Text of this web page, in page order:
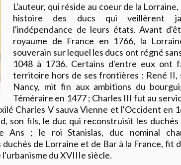
L'auteur, qui réside au coeur de la
histoire des ducs qui veillèrent
l'indépendance de leurs états. Avant
royaume de France en 1766, la
souverain sur lequel les ducs ont régné
1048 à 1736. Certains d'entre eux ont
territoire hors de ses frontières : René II,
Nancy, mit fin aux ambitions du
Téméraire en 1477 ; Charles III fut au
Charles V sauva Vienne et l'Occident en
son fils, le duc qui reconstruisit les
Ans ; le roi Stanislas, duc nominal
de Lorraine et de Bar à la France, fit
l'urbanisme du XVIIIe siècle.